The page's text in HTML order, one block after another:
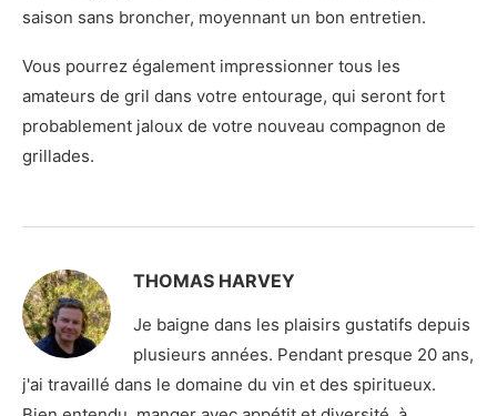
saison sans broncher, moyennant un bon entretien.
Vous pourrez également impressionner tous les
amateurs de gril dans votre entourage, qui seront fort
probablement jaloux de votre nouveau compagnon de
grillades.
THOMAS HARVEY
Je baigne dans les plaisirs gustatifs depuis
plusieurs années. Pendant presque 20 ans,
j'ai travaillé dans le domaine du vin et des spiritueux.